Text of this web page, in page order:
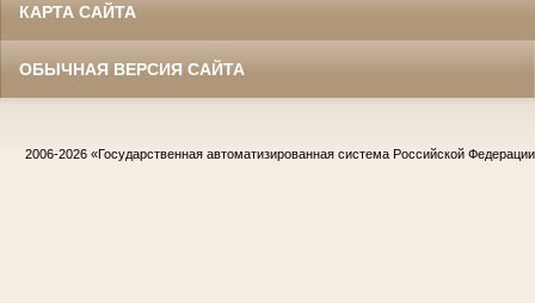
КАРТА САЙТА
ОБЫЧНАЯ ВЕРСИЯ САЙТА
2006-2026 «Государственная автоматизированная система Российской